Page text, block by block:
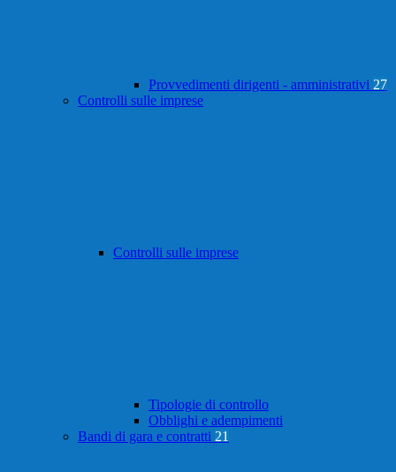
Provvedimenti dirigenti - amministrativi 27
Controlli sulle imprese
Controlli sulle imprese
Tipologie di controllo
Obblighi e adempimenti
Bandi di gara e contratti 21